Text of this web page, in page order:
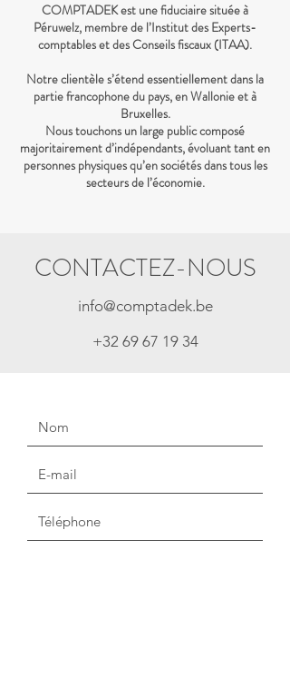
COMPTADEK est une fiduciaire située à
Péruwelz, membre de l’Institut des Experts-
comptables et des Conseils fiscaux (ITAA).
Notre clientèle s’étend essentiellement dans la
partie francophone du pays, en Wallonie et à
Bruxelles.
Nous touchons un large public composé
majoritairement d’indépendants, évoluant tant en
personnes physiques qu’en sociétés dans tous les
secteurs de l’économie.
CONTACTEZ-NOUS
info@comptadek.be
+32 69 67 19 34